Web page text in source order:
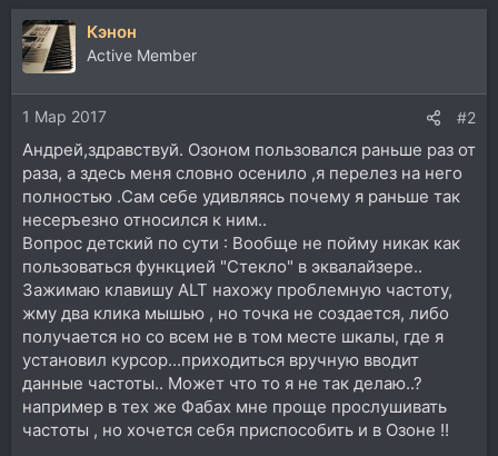
а
к
ц
и
и
:
Кэнон
Active Member
1 Мар 2017 #2
Андрей,здравствуй. Озоном пользовался раньше раз от
раза, а здесь меня словно осенило ,я перелез на него
полностью .Сам себе удивляясь почему я раньше так
несеръезно относился к ним..
Вопрос детский по сути : Вообще не пойму никак как
пользоваться функцией "Стекло" в эквалайзере..
Зажимаю клавишу ALT нахожу проблемную частоту,
жму два клика мышью , но точка не создается, либо
получается но со всем не в том месте шкалы, где я
установил курсор...приходиться вручную вводит
данные частоты.. Может что то я не так делаю..?
например в тех же Фабах мне проще прослушивать
частоты , но хочется себя приспособить и в Озоне !!